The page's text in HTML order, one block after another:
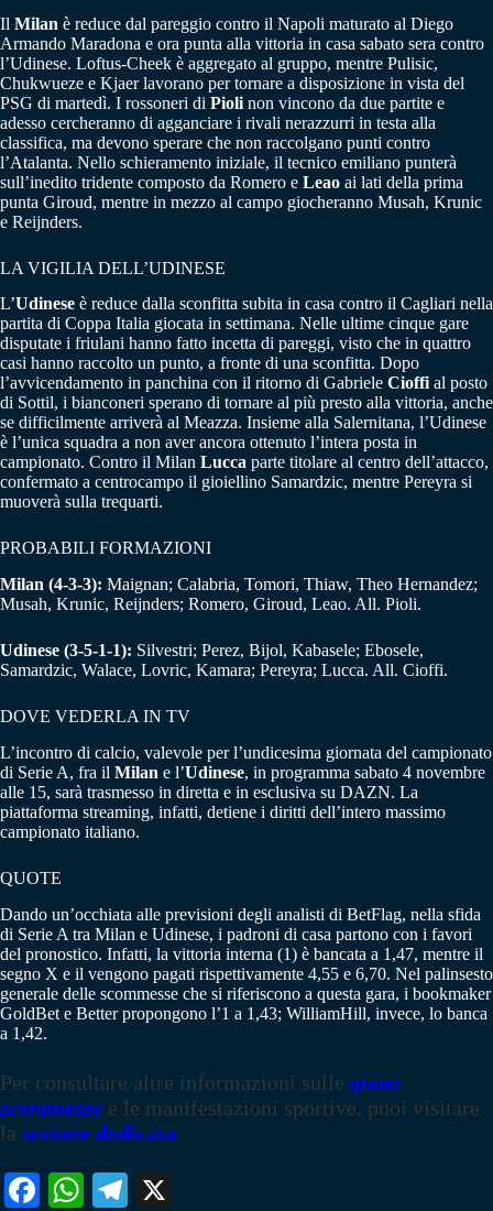
Il Milan è reduce dal pareggio contro il Napoli maturato al Diego
Armando Maradona e ora punta alla vittoria in casa sabato sera contro
l’Udinese. Loftus-Cheek è aggregato al gruppo, mentre Pulisic,
Chukwueze e Kjaer lavorano per tornare a disposizione in vista del
PSG di martedì. I rossoneri di Pioli non vincono da due partite e
adesso cercheranno di agganciare i rivali nerazzurri in testa alla
classifica, ma devono sperare che non raccolgano punti contro
l’Atalanta. Nello schieramento iniziale, il tecnico emiliano punterà
sull’inedito tridente composto da Romero e Leao ai lati della prima
punta Giroud, mentre in mezzo al campo giocheranno Musah, Krunic
e Reijnders.
LA VIGILIA DELL’UDINESE
L’Udinese è reduce dalla sconfitta subita in casa contro il Cagliari nella
partita di Coppa Italia giocata in settimana. Nelle ultime cinque gare
disputate i friulani hanno fatto incetta di pareggi, visto che in quattro
casi hanno raccolto un punto, a fronte di una sconfitta. Dopo
l’avvicendamento in panchina con il ritorno di Gabriele Cioffi al posto
di Sottil, i bianconeri sperano di tornare al più presto alla vittoria, anche
se difficilmente arriverà al Meazza. Insieme alla Salernitana, l’Udinese
è l’unica squadra a non aver ancora ottenuto l’intera posta in
campionato. Contro il Milan Lucca parte titolare al centro dell’attacco,
confermato a centrocampo il gioiellino Samardzic, mentre Pereyra si
muoverà sulla trequarti.
PROBABILI FORMAZIONI
Milan (4-3-3): Maignan; Calabria, Tomori, Thiaw, Theo Hernandez;
Musah, Krunic, Reijnders; Romero, Giroud, Leao. All. Pioli.
Udinese (3-5-1-1): Silvestri; Perez, Bijol, Kabasele; Ebosele,
Samardzic, Walace, Lovric, Kamara; Pereyra; Lucca. All. Cioffi.
DOVE VEDERLA IN TV
L’incontro di calcio, valevole per l’undicesima giornata del campionato
di Serie A, fra il Milan e l’Udinese, in programma sabato 4 novembre
alle 15, sarà trasmesso in diretta e in esclusiva su DAZN. La
piattaforma streaming, infatti, detiene i diritti dell’intero massimo
campionato italiano.
QUOTE
Dando un’occhiata alle previsioni degli analisti di BetFlag, nella sfida
di Serie A tra Milan e Udinese, i padroni di casa partono con i favori
del pronostico. Infatti, la vittoria interna (1) è bancata a 1,47, mentre il
segno X e il vengono pagati rispettivamente 4,55 e 6,70. Nel palinsesto
generale delle scommesse che si riferiscono a questa gara, i bookmaker
GoldBet e Better propongono l’1 a 1,43; WilliamHill, invece, lo banca
a 1,42.
Per consultare altre informazioni sulle quote
scommesse e le manifestazioni sportive, puoi visitare
la sezione dedicata
Fa W
Te